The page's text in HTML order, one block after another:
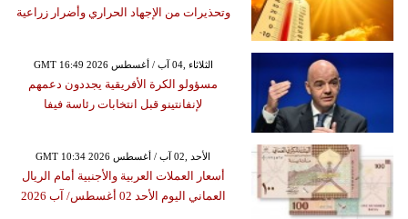
وتحذيرات من الإجهاد الحراري وأضرار زراعية
GMT 16:49 2026 الثلاثاء ,04 آب / أغسطس
مسؤولو الكرة الأفريقية يجددون دعمهم
لإنفانتينو قبل انتخابات رئاسة فيفا
GMT 10:34 2026 الأحد ,02 آب / أغسطس
أسعار العملات العربية والأجنبية أمام الريال
العماني اليوم الأحد 02 أغسطس/ آب 2026